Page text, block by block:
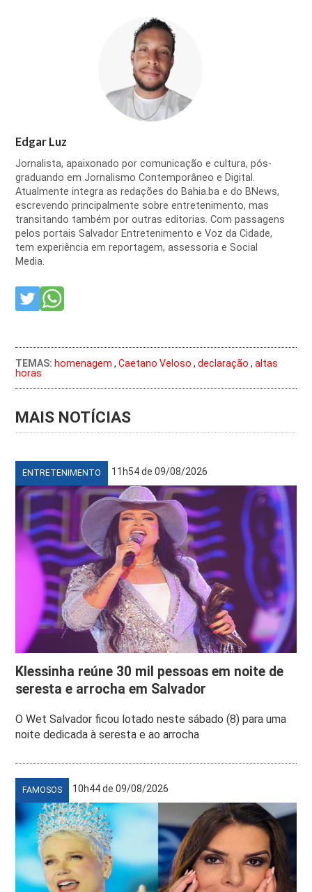
Edgar Luz
Jornalista, apaixonado por comunicação e cultura, pós-
graduando em Jornalismo Contemporâneo e Digital.
Atualmente integra as redações do Bahia.ba e do BNews,
escrevendo principalmente sobre entretenimento, mas
transitando também por outras editorias. Com passagens
pelos portais Salvador Entretenimento e Voz da Cidade,
tem experiência em reportagem, assessoria e Social
Media.
TEMAS: homenagem ,Caetano Veloso ,declaração ,altas
horas
MAIS NOTÍCIAS
ENTRETENIMENTO 11h54 de 09/08/2026
Klessinha reúne 30 mil pessoas em noite de
seresta e arrocha em Salvador
O Wet Salvador ficou lotado neste sábado (8) para uma
noite dedicada à seresta e ao arrocha
FAMOSOS 10h44 de 09/08/2026